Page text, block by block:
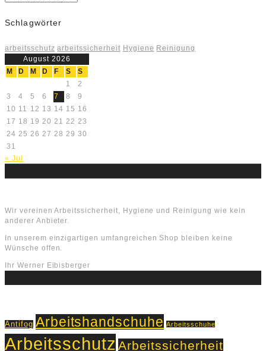
Schlagwörter
arbeitsschutz arbeitssicherheit Hygiene Reinigung
August 2026
M
D M D F S
S
1
2
3
4 5 6 7 8
9
10 11 12 13 14 15 16
17 18 19 20 21 22 23
24 25 26 27 28 29 30
31
« Jul
Wir vereinen Arbeitssicherheit, Hygiene und Reinigung wie kein
anderer Anbieter.
In unserem einzigartigen umfangreichen Shop bleiben keine
Wünsche offen.
Ihr Werner Eibisberger
Antifog Arbeitshandschuhe Arbeitsschuhe
Arbeitsschutz Arbeitssicherheit